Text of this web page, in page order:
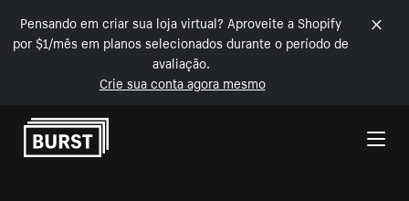
Pensando em criar sua loja virtual? Aproveite a Shopify
por $1/mês em planos selecionados durante o período de
avaliação.
Crie sua conta agora mesmo
Pular para o conteúdo